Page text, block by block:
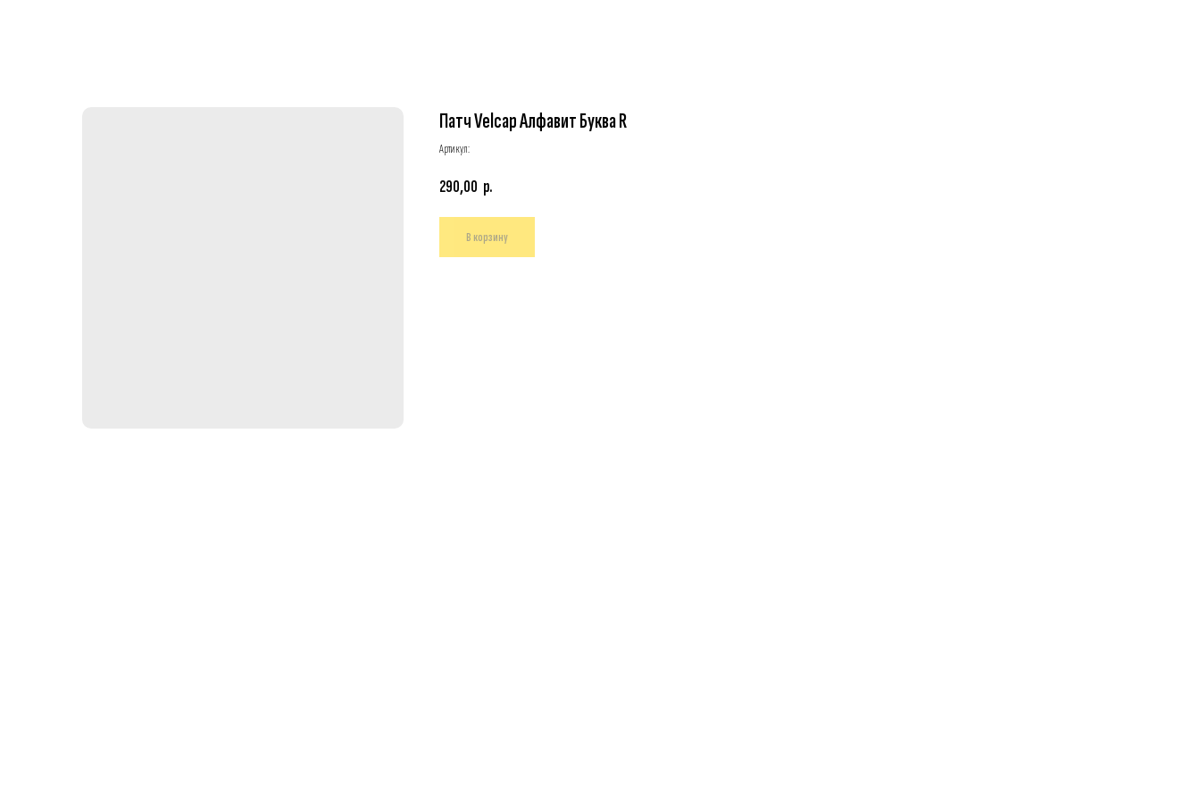
Патч Velcap Алфавит Буква R
Артикул:
290,00 р.
В корзину